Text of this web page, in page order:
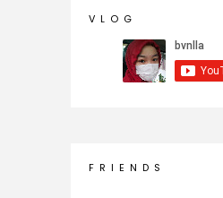
V L O G
F R I E N D S